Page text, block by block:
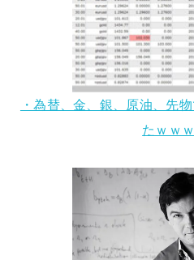
・為替、金、銀、原油、先
たｗｗ